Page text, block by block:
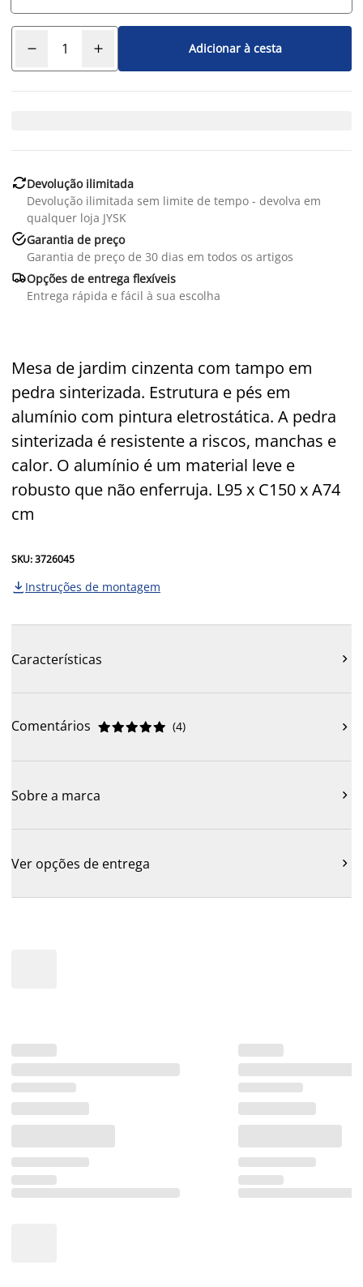
Adicionar à cesta
Devolução ilimitada
Devolução ilimitada sem limite de tempo - devolva em
qualquer loja JYSK
Garantia de preço
Garantia de preço de 30 dias em todos os artigos
Opções de entrega flexíveis
Entrega rápida e fácil à sua escolha
Mesa de jardim cinzenta com tampo em
pedra sinterizada. Estrutura e pés em
alumínio com pintura eletrostática. A pedra
sinterizada é resistente a riscos, manchas e
calor. O alumínio é um material leve e
robusto que não enferruja. L95 x C150 x A74
cm
SKU: 3726045
 Instruções de montagem
Características 
Comentários 




 (4) 
Sobre a marca 
Ver opções de entrega 